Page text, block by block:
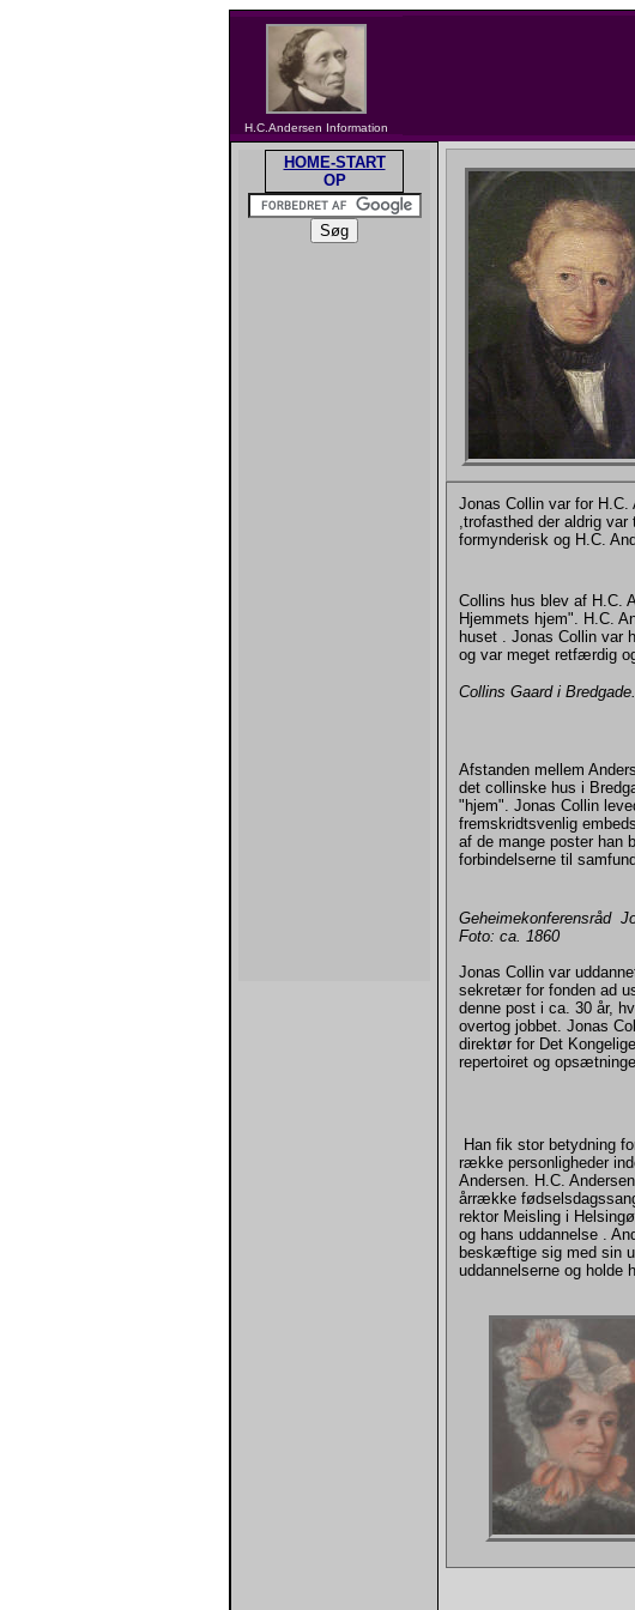
H.C.Andersen Information
HOME-START
OP
Jonas Collin var for
,trofasthed der aldrig
formynderisk og H.C.
Collins hus blev af H.C.
Hjemmets hjem". H.C.
huset . Jonas Collin var
og var meget retfærdig
Collins Gaard i Bredgade.
Afstanden mellem
det collinske hus i
"hjem". Jonas Collin
fremskridtsvenlig
af de mange poster han
forbindelserne til
Geheimekonferensråd
Foto: ca. 1860
Jonas Collin var
sekretær for fonden ad
denne post i ca. 30 år,
overtog jobbet. Jonas
direktør for Det
repertoiret og
Han fik stor betydning
række personligheder
Andersen. H.C.
årrække
rektor Meisling i
og hans uddannelse .
beskæftige sig med sin
uddannelserne og holde